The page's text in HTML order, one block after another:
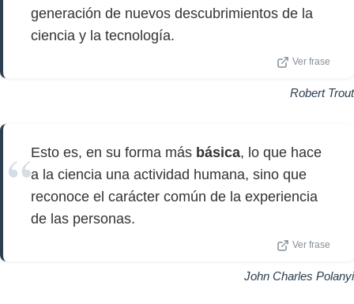
generación de nuevos descubrimientos de la
ciencia y la tecnología.
Ver frase
Robert Trout
Esto es, en su forma más básica, lo que hace
a la ciencia una actividad humana, sino que
reconoce el carácter común de la experiencia
de las personas.
Ver frase
John Charles Polanyi